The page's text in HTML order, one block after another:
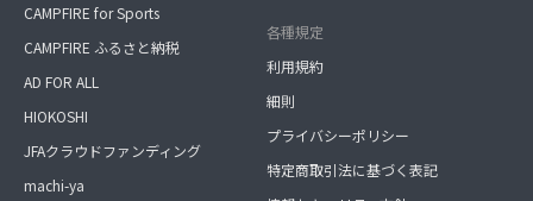
CAMPFIRE for Sports
CAMPFIRE ふるさと納税
AD FOR ALL
HIOKOSHI
JFAクラウドファンディング
machi-ya
各種規定
利用規約
細則
プライバシーポリシー
特定商取引法に基づく表記